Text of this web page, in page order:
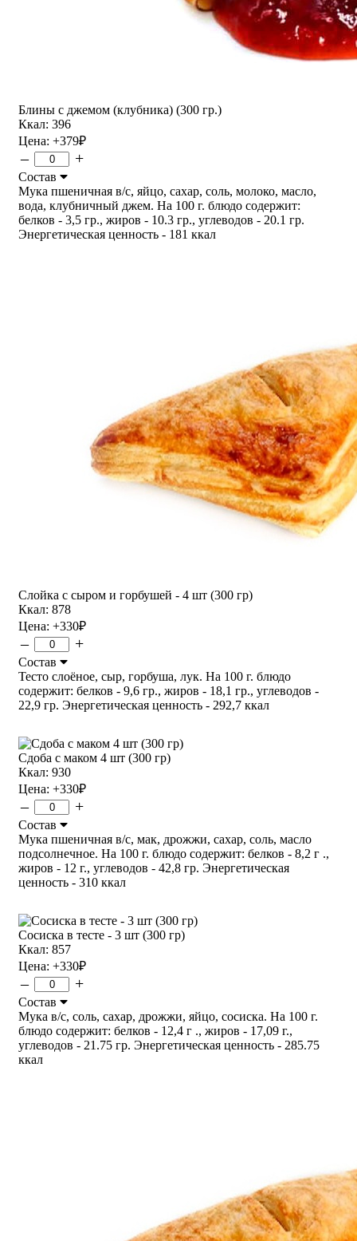
Блины с джемом (клубника) (300 гр.)
Ккал: 396
Цена: +379₽
– +
Состав
Мука пшеничная в/с, яйцо, сахар, соль, молоко, масло,
вода, клубничный джем. На 100 г. блюдо содержит:
белков - 3,5 гр., жиров - 10.3 гр., углеводов - 20.1 гр.
Энергетическая ценность - 181 ккал
Слойка с сыром и горбушей - 4 шт (300 гр)
Ккал: 878
Цена: +330₽
– +
Состав
Тесто слоёное, сыр, горбуша, лук. На 100 г. блюдо
содержит: белков - 9,6 гр., жиров - 18,1 гр., углеводов -
22,9 гр. Энергетическая ценность - 292,7 ккал
Сдоба с маком 4 шт (300 гр)
Ккал: 930
Цена: +330₽
– +
Состав
Мука пшеничная в/с, мак, дрожжи, сахар, соль, масло
подсолнечное. На 100 г. блюдо содержит: белков - 8,2 г .,
жиров - 12 г., углеводов - 42,8 гр. Энергетическая
ценность - 310 ккал
Сосиска в тесте - 3 шт (300 гр)
Ккал: 857
Цена: +330₽
– +
Состав
Мука в/с, соль, сахар, дрожжи, яйцо, сосиска. На 100 г.
блюдо содержит: белков - 12,4 г ., жиров - 17,09 г.,
углеводов - 21.75 гр. Энергетическая ценность - 285.75
ккал